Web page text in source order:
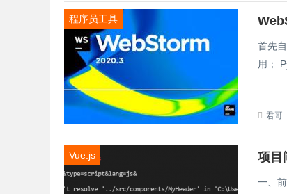
程序员工具
首先
用；
君哥
Vue.js 项目
一、